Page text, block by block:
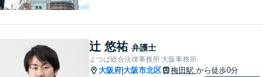
は他の弁護士宛ての場合は、
対応いたしかねます。
辻 悠祐 弁護士
よつば総合法律事務所 大阪事務所
大阪府 大阪市北区 梅田駅 から徒歩0分